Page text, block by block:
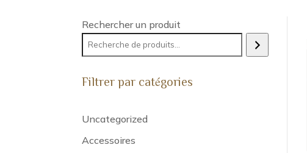
Rechercher un produit
Filtrer par catégories
Uncategorized
Accessoires